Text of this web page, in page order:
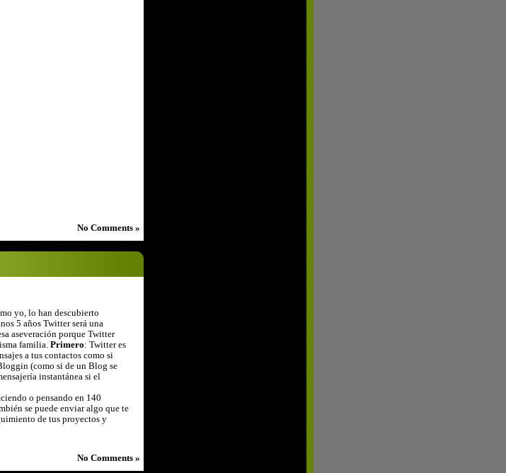
No Comments »
yo, lo han descubierto
5 años Twitter será una
aseveración porque Twitter
familia. Primero: Twitter es
a tus contactos como si
(como si de un Blog se
instantánea si el
o pensando en 140
se puede enviar algo que te
de tus proyectos y
No Comments »